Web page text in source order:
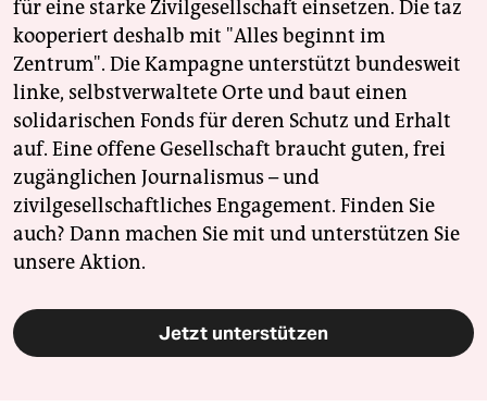
für eine starke Zivilgesellschaft einsetzen. Die taz
kooperiert deshalb mit "Alles beginnt im
Zentrum". Die Kampagne unterstützt bundesweit
linke, selbstverwaltete Orte und baut einen
solidarischen Fonds für deren Schutz und Erhalt
auf. Eine offene Gesellschaft braucht guten, frei
zugänglichen Journalismus – und
zivilgesellschaftliches Engagement. Finden Sie
auch? Dann machen Sie mit und unterstützen Sie
unsere Aktion.
Jetzt unterstützen